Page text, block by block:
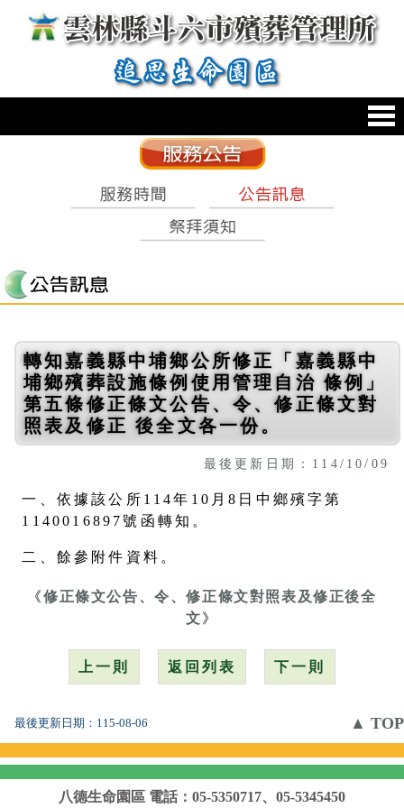
跳到主要內容區塊
轉知嘉義縣中埔鄉公所修正「嘉義縣中
埔鄉殯葬設施條例使用管理自治 條例」
第五條修正條文公告、令、修正條文對
照表及修正 後全文各一份。
最後更新日期：114/10/09
一、依據該公所114年10月8日中鄉殯字第
1140016897號函轉知。
二、餘參附件資料。
《修正條文公告、令、修正條文對照表及修正後全
文》
上一則 返回列表 下一則
最後更新日期： 115-08-06 ▲ TOP
八德生命園區 電話：05-5350717、05-5345450